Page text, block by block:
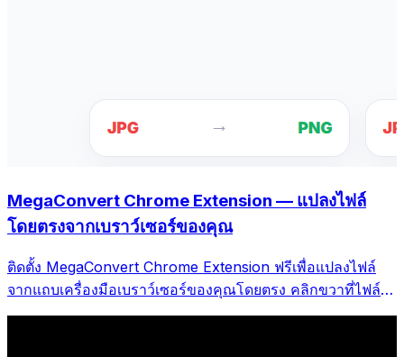
MegaConvert Chrome Extension — แปลงไฟล์
โดยตรงจากเบราว์เซอร์ของคุณ
ติดตั้ง MegaConvert Chrome Extension ฟรีเพื่อแปลงไฟล์
จากแถบเครื่องมือเบราว์เซอร์ของคุณโดยตรง คลิกขวาที่ไฟล์ใด
ก็ได้ที่จะแปลง เข้าถึงเครื่องมือทั้งหมดได้ทันทีจาก Chrome